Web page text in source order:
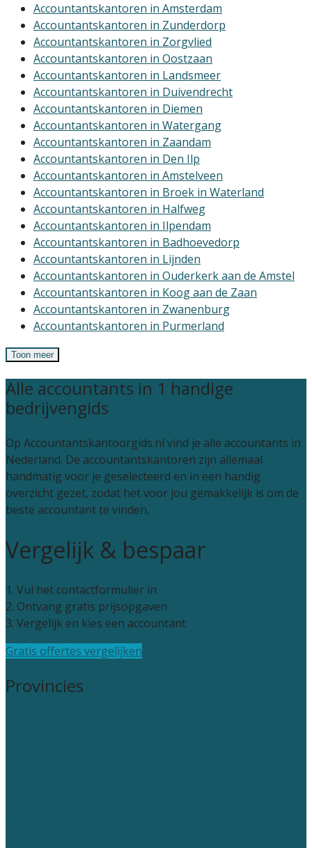
Accountantskantoren in Amsterdam
Accountantskantoren in Zunderdorp
Accountantskantoren in Zorgvlied
Accountantskantoren in Oostzaan
Accountantskantoren in Landsmeer
Accountantskantoren in Duivendrecht
Accountantskantoren in Diemen
Accountantskantoren in Watergang
Accountantskantoren in Zaandam
Accountantskantoren in Den Ilp
Accountantskantoren in Amstelveen
Accountantskantoren in Broek in Waterland
Accountantskantoren in Halfweg
Accountantskantoren in Ilpendam
Accountantskantoren in Badhoevedorp
Accountantskantoren in Lijnden
Accountantskantoren in Ouderkerk aan de Amstel
Accountantskantoren in Koog aan de Zaan
Accountantskantoren in Zwanenburg
Accountantskantoren in Purmerland
Toon meer
Alle accountants in 1 handige
bedrijvengids
Op Accountantskantoorgids.nl vind je alle accountants in
Nederland. De accountantskantoren zijn allemaal
handmatig voor je geselecteerd en in een handig
overzicht gezet, zodat het voor jou gemakkelijk is om de
beste accountant te vinden.
Vergelijk & bespaar
1. Vul het contactformulier in
2. Ontvang gratis prijsopgaven
3. Vergelijk en kies een accountant
Gratis offertes vergelijken
Provincies